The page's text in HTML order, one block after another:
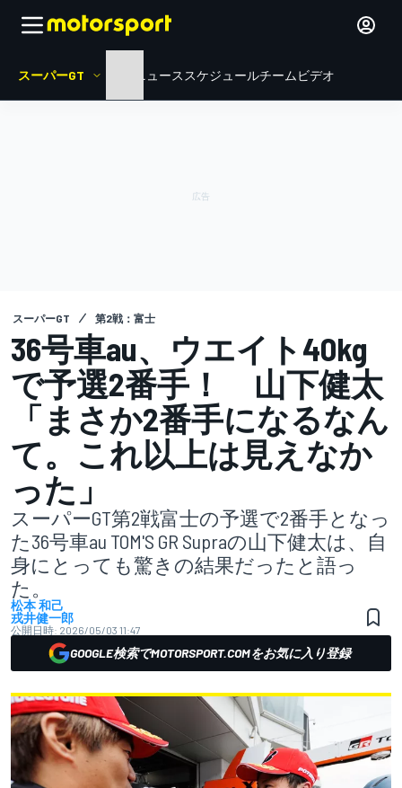
スーパーGT ニュース スケジュールチームビデオ
スーパーGT 第2戦：富士
36号車au、ウエイト40kg
で予選2番手！ 山下健太
「まさか2番手になるなん
て。これ以上は見えなか
った」
スーパーGT第2戦富士の予選で2番手となっ
た36号車au TOM'S GR Supraの山下健太は、自
身にとっても驚きの結果だったと語っ
た。
松本 和己
戎井健一郎
公開日時: 2026/05/03 11:47
GOOGLE検索でMOTORSPORT.COMをお気に入り登録